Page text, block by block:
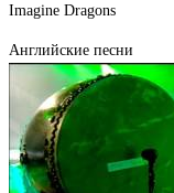
Imagine Dragons
Английские песни